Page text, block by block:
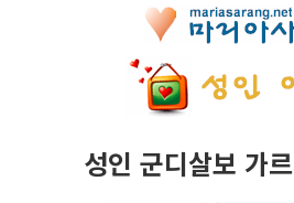
성인 군디살보 가